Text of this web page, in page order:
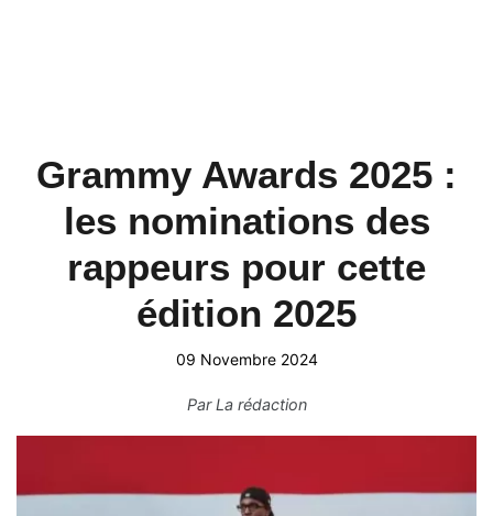
Grammy Awards 2025 :
les nominations des
rappeurs pour cette
édition 2025
09 Novembre 2024
ParLa rédaction